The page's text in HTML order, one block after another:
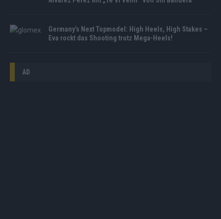
Germany’s Next Topmodel: High Heels, High Stakes –
Eva rockt das Shooting trotz Mega-Heels!
AD